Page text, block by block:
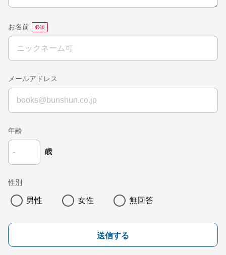
お名前
メールアドレス
年齢
歳
性別
男性 女性 無回答
送信する